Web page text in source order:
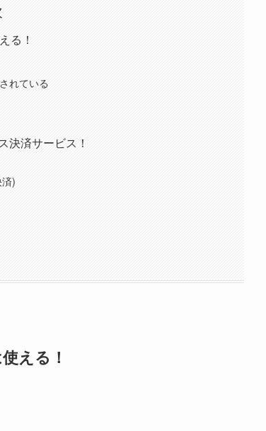
る！
れている
決済サービス！
)
える！